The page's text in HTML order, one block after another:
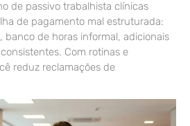
de passivo trabalhista clínicas
de pagamento mal estruturada:
banco de horas informal, adicionais
Com rotinas e
reduz reclamações de